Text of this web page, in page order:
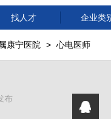
找人才 企业类
康宁医院 > 心电医师
布